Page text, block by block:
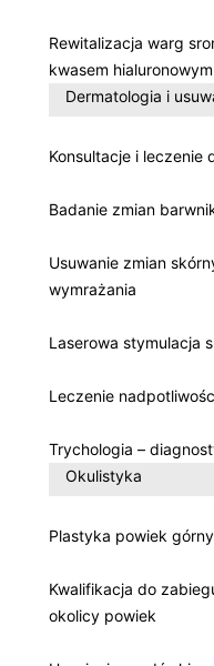
Rewitalizacja warg
kwasem hialuronowym
Dermatologia i
Konsultacje i leczenie
Badanie zmian
Usuwanie zmian
wymrażania
Laserowa stymulacja
Leczenie
Trychologia –
Okulistyka
Plastyka powiek
Kwalifikacja do
okolicy powiek